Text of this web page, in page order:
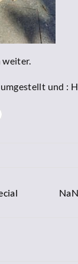
weiter.
und :